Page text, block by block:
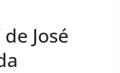
José